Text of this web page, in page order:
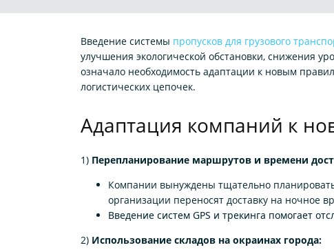
Введение системы пропусков для грузового
улучшения экологической обстановки, снижения
означало необходимость адаптации к новым
логистических цепочек.
Адаптация компаний к
1) Перепланирование маршрутов и времени
Компании вынуждены тщательно
организации переносят доставку на ночное
Введение систем GPS и трекинга помогает
2) Использование складов на окраинах города: